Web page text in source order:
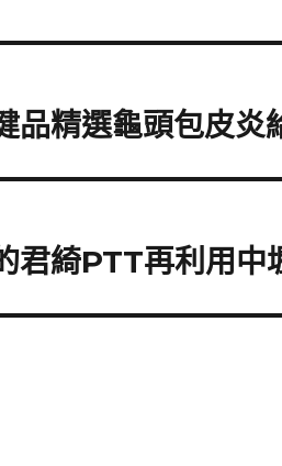
品精選龜頭包皮炎
君綺PTT再利用中